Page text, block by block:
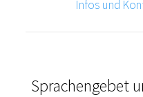
Infos und
Sprachengebet